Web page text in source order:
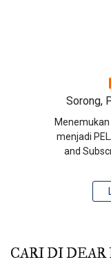
Sorong,
Menemukan
menjadi
and
CARI DI